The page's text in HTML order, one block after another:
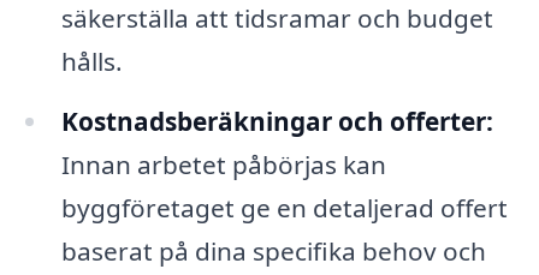
säkerställa att tidsramar och budget
hålls.
Kostnadsberäkningar och offerter:
Innan arbetet påbörjas kan
byggföretaget ge en detaljerad offert
baserat på dina specifika behov och